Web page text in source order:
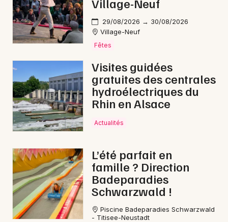
29/08/2026 → 30/08/2026
Village-Neuf
Fêtes
Visites guidées
gratuites des centrales
hydroélectriques du
Rhin en Alsace
Actualités
L’été parfait en
famille ? Direction
Badeparadies
Schwarzwald !
Piscine Badeparadies Schwarzwald
- Titisee-Neustadt